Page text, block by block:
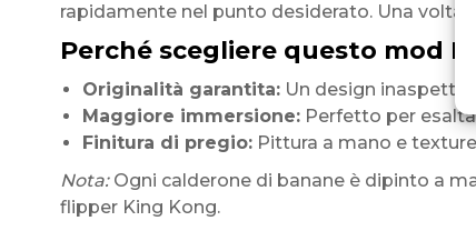
rapidamente nel punto desiderato. Una
Perché scegliere questo mod
Originalità garantita:Un design
Maggiore immersione:Perfetto per
Finitura di pregio:Pittura a mano e
Nota:Ogni calderone di banane è dipinto a
flipper King Kong.